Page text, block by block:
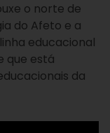
o norte de
do Afeto e a
educacional
que está
da